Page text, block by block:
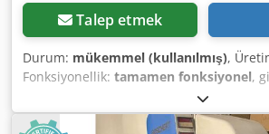
Talep etmek
Durum: mükemmel (kullanılmış),
Fonksiyonellik: tamamen fonksiyonel,
, giriş frekansı:
trifaze, presleme kuvveti:560 t, strok